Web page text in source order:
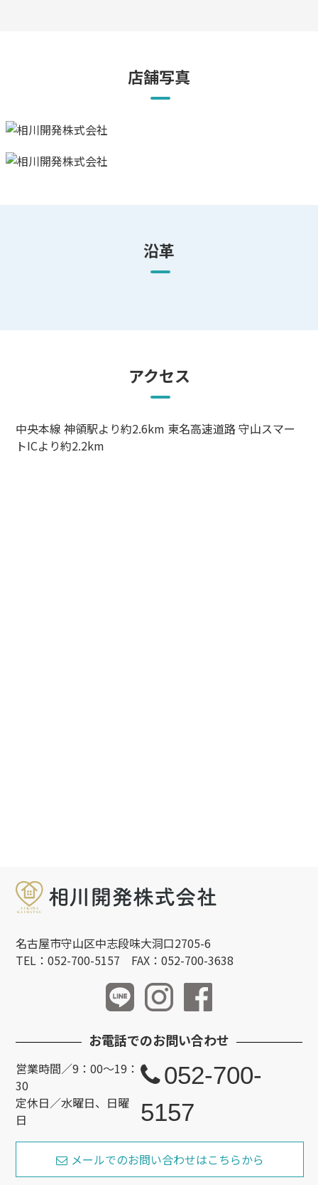
店舗写真
沿革
アクセス
中央本線 神領駅より約2.6km 東名高速道路 守山スマー
トICより約2.2km
名古屋市守山区中志段味大洞口2705-6
TEL：052-700-5157 FAX：052-700-3638
お電話でのお問い合わせ
営業時間／9：00～19：
30
定休日／水曜日、日曜
日
052-700-
5157
メールでのお問い合わせはこちらから